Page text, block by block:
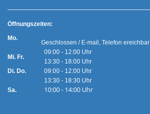
Öffnungszeiten:
Mo.
Mi. Fr.
Geschlossen / E-mail, Telefon ereichbar
09:00 - 12:00 Uhr
13:30 - 18:00 Uhr
Di. Do.
Sa.
09:00 - 12:00 Uhr
13:30 - 18:30 Uhr
10:00 - 14:00 Uhr